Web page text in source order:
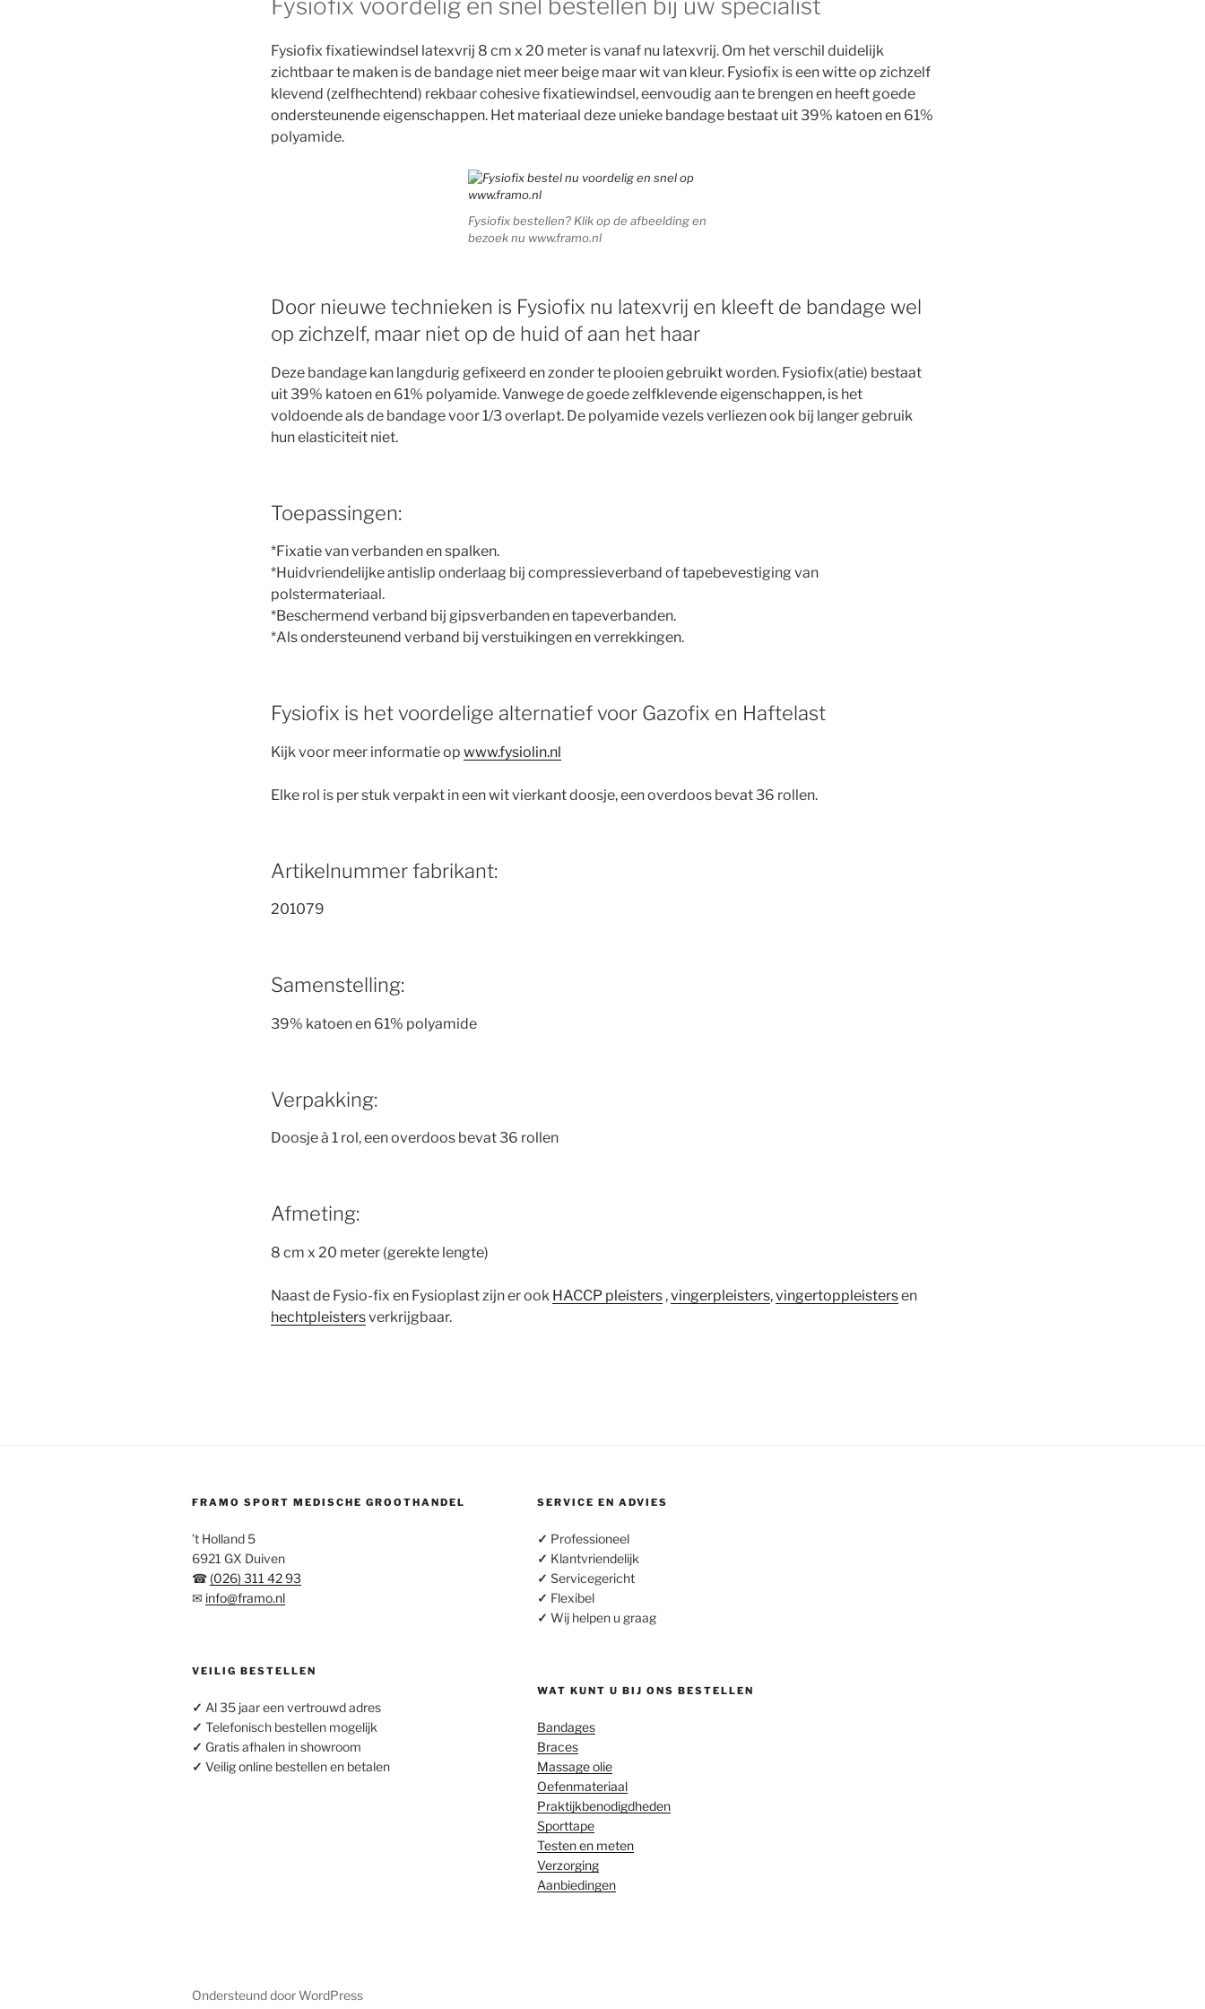
Fysiofix voordelig en snel bestellen bij uw specialist
Fysiofix fixatiewindsel latexvrij 8 cm x 20 meter is vanaf nu latexvrij. Om het verschil duidelijk
zichtbaar te maken is de bandage niet meer beige maar wit van kleur. Fysiofix is een witte op zichzelf
klevend (zelfhechtend) rekbaar cohesive fixatiewindsel, eenvoudig aan te brengen en heeft goede
ondersteunende eigenschappen. Het materiaal deze unieke bandage bestaat uit 39% katoen en 61%
polyamide.
Fysiofix bestellen? Klik op de afbeelding en
bezoek nu www.framo.nl
Door nieuwe technieken is Fysiofix nu latexvrij en kleeft de bandage wel
op zichzelf, maar niet op de huid of aan het haar
Deze bandage kan langdurig gefixeerd en zonder te plooien gebruikt worden. Fysiofix(atie) bestaat
uit 39% katoen en 61% polyamide. Vanwege de goede zelfklevende eigenschappen, is het
voldoende als de bandage voor 1/3 overlapt. De polyamide vezels verliezen ook bij langer gebruik
hun elasticiteit niet.
Toepassingen:
*Fixatie van verbanden en spalken.
*Huidvriendelijke antislip onderlaag bij compressieverband of tapebevestiging van
polstermateriaal.
*Beschermend verband bij gipsverbanden en tapeverbanden.
*Als ondersteunend verband bij verstuikingen en verrekkingen.
Fysiofix is het voordelige alternatief voor Gazofix en Haftelast
Kijk voor meer informatie op www.fysiolin.nl
Elke rol is per stuk verpakt in een wit vierkant doosje, een overdoos bevat 36 rollen.
Artikelnummer fabrikant:
201079
Samenstelling:
39% katoen en 61% polyamide
Verpakking:
Doosje à 1 rol, een overdoos bevat 36 rollen
Afmeting:
8 cm x 20 meter (gerekte lengte)
Naast de Fysio-fix en Fysioplast zijn er ook HACCP pleisters ,vingerpleisters,vingertoppleistersen
hechtpleistersverkrijgbaar.
FRAMO SPORT MEDISCHE GROOTHANDEL
’t Holland 5
6921 GX Duiven
☎ (026) 311 42 93
✉ info@framo.nl
VEILIG BESTELLEN
✓ Al 35 jaar een vertrouwd adres
✓ Telefonisch bestellen mogelijk
✓ Gratis afhalen in showroom
✓ Veilig online bestellen en betalen
SERVICE EN ADVIES
✓ Professioneel
✓ Klantvriendelijk
✓ Servicegericht
✓ Flexibel
✓ Wij helpen u graag
WAT KUNT U BIJ ONS BESTELLEN
Bandages
Braces
Massage olie
Oefenmateriaal
Praktijkbenodigdheden
Sporttape
Testen en meten
Verzorging
Aanbiedingen
Ondersteund door WordPress